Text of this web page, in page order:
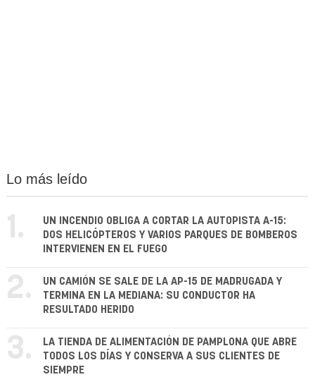
Lo más leído
1.
UN INCENDIO OBLIGA A CORTAR LA AUTOPISTA A-15:
DOS HELICÓPTEROS Y VARIOS PARQUES DE BOMBEROS
INTERVIENEN EN EL FUEGO
2.
UN CAMIÓN SE SALE DE LA AP-15 DE MADRUGADA Y
TERMINA EN LA MEDIANA: SU CONDUCTOR HA
RESULTADO HERIDO
3.
LA TIENDA DE ALIMENTACIÓN DE PAMPLONA QUE ABRE
TODOS LOS DÍAS Y CONSERVA A SUS CLIENTES DE
SIEMPRE